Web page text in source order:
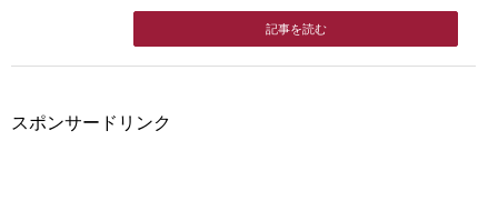
記事を読む
スポンサードリンク